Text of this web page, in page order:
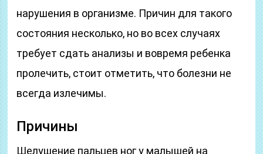
нарушения в организме. Причин для такого
состояния несколько, но во всех случаях
требует сдать анализы и вовремя ребенка
пролечить, стоит отметить, что болезни не
всегда излечимы.
Причины
Шелушение пальцев ног у малышей на